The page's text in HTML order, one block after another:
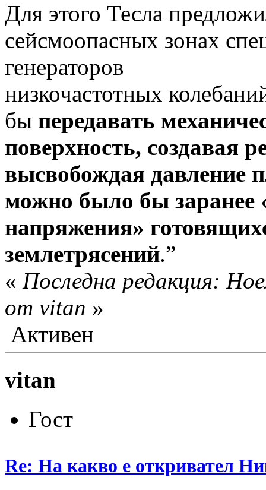
Для этого Тесла
сейсмоопасных зонах
генераторов
низкочастотных
бы передавать
поверхность, создавая
высвобождая давление
можно было бы заранее
напряжения»
землетрясений.”
« Последна редакция:
от vitan »
Активен
vitan
Гост
Re: На какво е откривател